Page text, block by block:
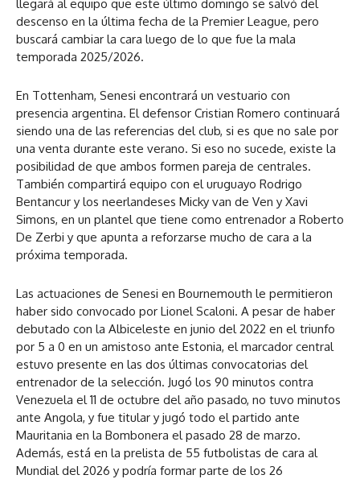
llegará al equipo que este último domingo se salvó del
descenso en la última fecha de la Premier League, pero
buscará cambiar la cara luego de lo que fue la mala
temporada 2025/2026.
En Tottenham, Senesi encontrará un vestuario con
presencia argentina. El defensor Cristian Romero continuará
siendo una de las referencias del club, si es que no sale por
una venta durante este verano. Si eso no sucede, existe la
posibilidad de que ambos formen pareja de centrales.
También compartirá equipo con el uruguayo Rodrigo
Bentancur y los neerlandeses Micky van de Ven y Xavi
Simons, en un plantel que tiene como entrenador a Roberto
De Zerbi y que apunta a reforzarse mucho de cara a la
próxima temporada.
Las actuaciones de Senesi en Bournemouth le permitieron
haber sido convocado por Lionel Scaloni. A pesar de haber
debutado con la Albiceleste en junio del 2022 en el triunfo
por 5 a 0 en un amistoso ante Estonia, el marcador central
estuvo presente en las dos últimas convocatorias del
entrenador de la selección. Jugó los 90 minutos contra
Venezuela el 11 de octubre del año pasado, no tuvo minutos
ante Angola, y fue titular y jugó todo el partido ante
Mauritania en la Bombonera el pasado 28 de marzo.
Además, está en la prelista de 55 futbolistas de cara al
Mundial del 2026 y podría formar parte de los 26